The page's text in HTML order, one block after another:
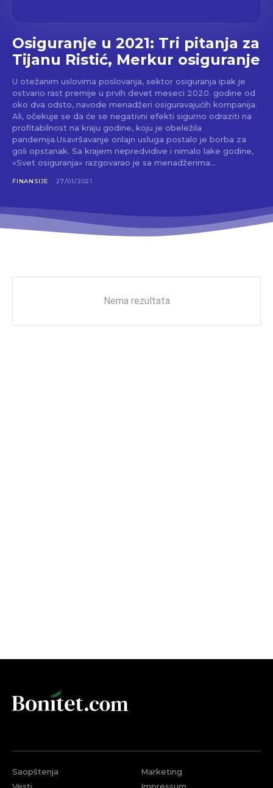
Osiguranje u 2021: Tri pitanja za
Tijanu Ristić, Merkur osiguranje
U otežanim uslovima poslovanja, sektor osiguranja ipak je
ostvario rast premije u prvih devet meseci 2020. godine od
oko dva odsto, navode menadžeri osiguravajućih kompanija.
Ali, očekuje se da će se negativni efekti sigurno odraziti na
profitabilnost na kraju godine, koju je obeležila
pandemija.Usavršavanje onlajn usluga postalo je borba za
goli opstanak. Sa krajem nepredvidive i nimalo lake godine,
«Svet osiguranja» razgovarao je sa menadžerima...
FINANSIJE 27/01/2021
Nema rezultata
Saopštenja
Marketing